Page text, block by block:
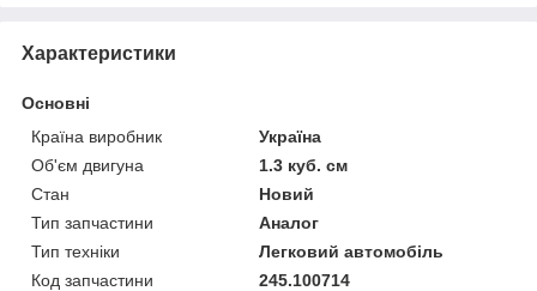
Характеристики
Основні
Країна виробник
Україна
Об'єм двигуна
1.3 куб. см
Стан
Новий
Тип запчастини
Аналог
Тип техніки
Легковий автомобіль
Код запчастини
245.100714